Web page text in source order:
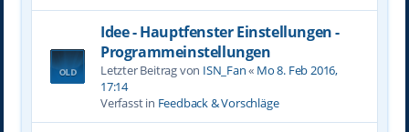
Idee - Hauptfenster Einstellungen -
Programmeinstellungen
Letzter Beitrag von ISN_Fan« Mo 8. Feb 2016,
17:14
Verfasst in Feedback & Vorschläge